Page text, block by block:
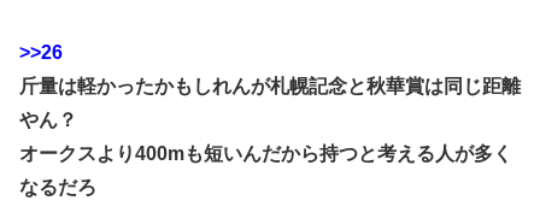
>>26
斤量は軽かったかもしれんが札幌記念と秋華賞は同じ距離
やん？
オークスより400mも短いんだから持つと考える人が多く
なるだろ